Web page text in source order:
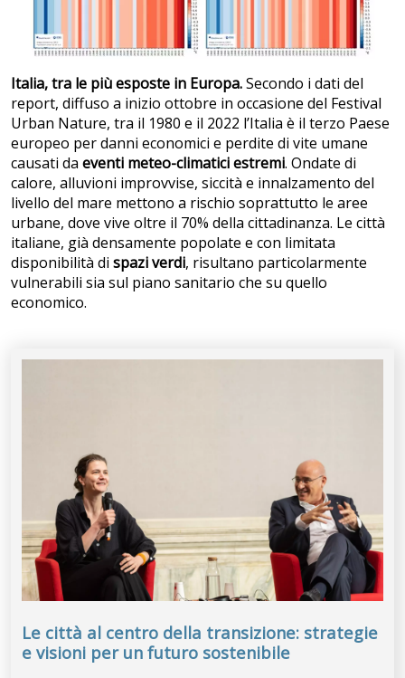
Italia, tra le più esposte in Europa.Secondo i dati del
report, diffuso a inizio ottobre in occasione del Festival
Urban Nature, tra il 1980 e il 2022 l’Italia è il terzo Paese
europeo per danni economici e perdite di vite umane
causati da eventi meteo-climatici estremi. Ondate di
calore, alluvioni improvvise, siccità e innalzamento del
livello del mare mettono a rischio soprattutto le aree
urbane, dove vive oltre il 70% della cittadinanza. Le città
italiane, già densamente popolate e con limitata
disponibilità di spazi verdi, risultano particolarmente
vulnerabili sia sul piano sanitario che su quello
economico.
Le città al centro della transizione: strategie
e visioni per un futuro sostenibile